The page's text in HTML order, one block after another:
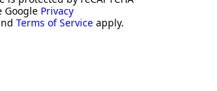
Google Privacy
Terms of Service apply.